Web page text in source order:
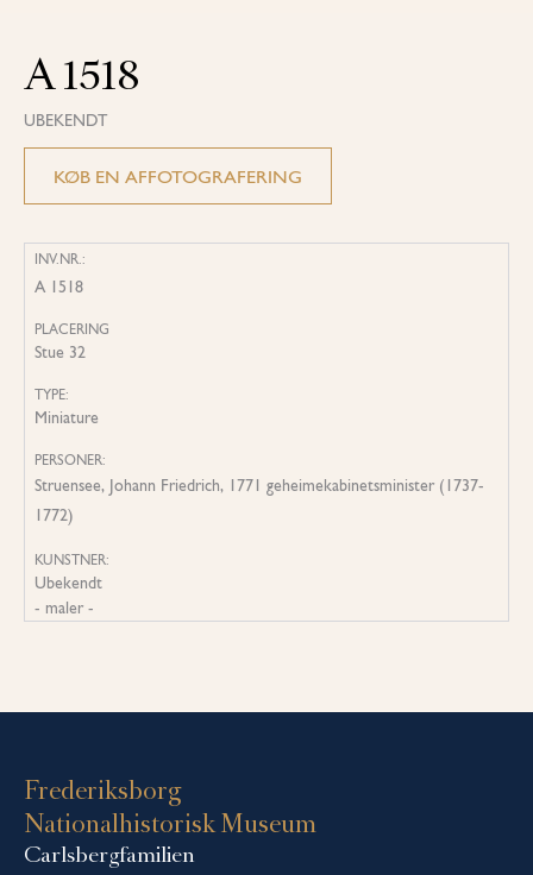
A 1518
UBEKENDT
KØB EN AFFOTOGRAFERING
INV.NR.:
A 1518
PLACERING
Stue 32
TYPE:
Miniature
PERSONER:
Struensee, Johann Friedrich, 1771 geheimekabinetsminister (1737-
1772)
KUNSTNER:
Ubekendt
- maler -
Frederiksborg
Nationalhistorisk Museum
Carlsbergfamilien